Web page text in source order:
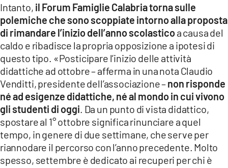
Intanto, il Forum Famiglie Calabria torna sulle
polemiche che sono scoppiate intorno alla proposta
di rimandare l’inizio dell’anno scolasticoa causa del
caldo e ribadisce la propria opposizione a ipotesi di
questo tipo. «Posticipare l’inizio delle attività
didattiche ad ottobre – afferma in una nota Claudio
Venditti, presidente dell’associazione –non risponde
né ad esigenze didattiche, né al mondo in cui vivono
gli studenti di oggi . Da un punto di vista didattico,
spostare al 1° ottobre significa rinunciare a quel
tempo, in genere di due settimane, che serve per
riannodare il percorso con l’anno precedente. Molto
spesso, settembre è dedicato ai recuperi per chi è